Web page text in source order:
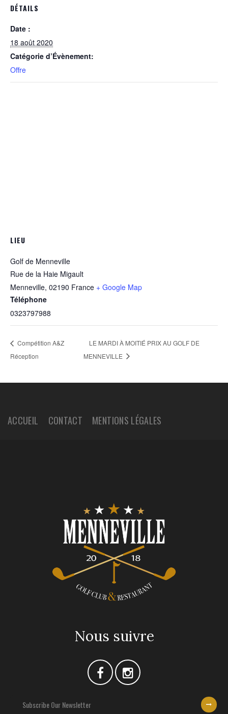
DÉTAILS
Date :
18 août 2020
Catégorie d’Évènement:
Offre
LIEU
Golf de Menneville
Rue de la Haie Migault
Menneville, 02190 France + Google Map
Téléphone
0323797988
Compétition A&Z
Réception
LE MARDI À MOITIÉ PRIX AU GOLF DE
MENNEVILLE
ACCUEIL CONTACT MENTIONS LÉGALES
Nous suivre